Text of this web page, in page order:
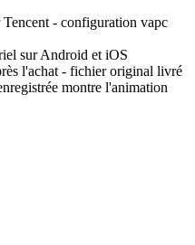
- configuration vapc
sur Android et iOS
l'achat - fichier original livré
montre l'animation